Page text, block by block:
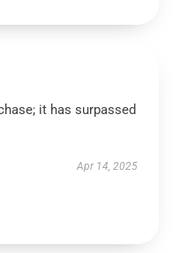
it has surpassed
Apr 14, 2025